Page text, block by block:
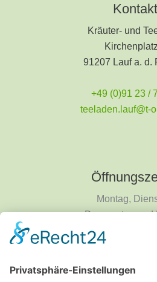
Kontakt
Kräuter- und
91207 Lauf a. d.
+49 (0)91 23 /
teeladen.lauf@t-
Montag,
Donnerstag und
9 - 14 Uhr